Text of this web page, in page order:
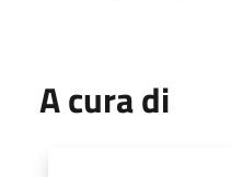
A cura di